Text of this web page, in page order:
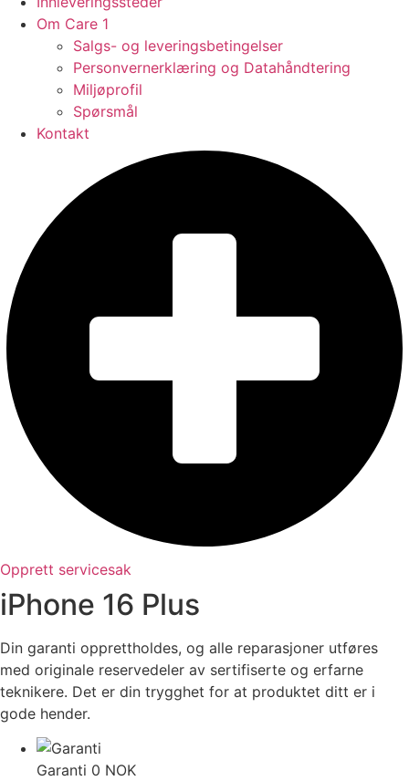
Om Care 1
Salgs- og leveringsbetingelser
Personvernerklæring og Datahåndtering
Miljøprofil
Spørsmål
Kontakt
Opprett servicesak
iPhone 16 Plus
Din garanti opprettholdes, og alle reparasjoner utføres
med originale reservedeler av sertifiserte og erfarne
teknikere. Det er din trygghet for at produktet ditt er i
gode hender.
Garanti 0 NOK